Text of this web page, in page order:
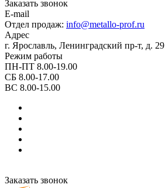
Заказать звонок
E-mail
Отдел продаж: info@metallo-prof.ru
Адрес
г. Ярославль, Ленинградский пр-т, д. 29
Режим работы
ПН-ПТ 8.00-19.00
СБ 8.00-17.00
ВС 8.00-15.00
Заказать звонок